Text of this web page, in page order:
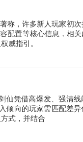
称，许多新人玩家初
配置等核心信息，相
威指引。
仙凭借高爆发、强清
倾向的玩家需匹配差
式，并结合